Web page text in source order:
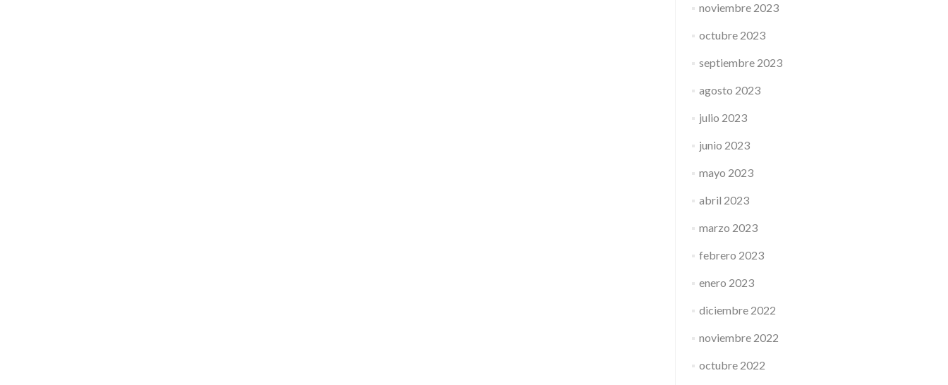
noviembre 2023
octubre 2023
septiembre 2023
agosto 2023
julio 2023
junio 2023
mayo 2023
abril 2023
marzo 2023
febrero 2023
enero 2023
diciembre 2022
noviembre 2022
octubre 2022